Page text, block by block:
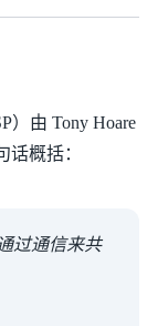
）由 Tony Hoare
概括：
过通信来共